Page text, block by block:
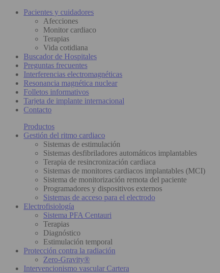
Pacientes y cuidadores
Afecciones
Monitor cardiaco
Terapias
Vida cotidiana
Buscador de Hospitales
Preguntas frecuentes
Interferencias electromagnéticas
Resonancia magnética nuclear
Folletos informativos
Tarjeta de implante internacional
Contacto
Productos
Gestión del ritmo cardiaco
Sistemas de estimulación
Sistemas desfibriladores automáticos implantables
Terapia de resincronización cardiaca
Sistemas de monitores cardiacos implantables (MCI)
Sistema de monitorización remota del paciente
Programadores y dispositivos externos
Sistemas de acceso para el electrodo
Electrofisiología
Sistema PFA Centauri
Terapias
Diagnóstico
Estimulación temporal
Protección contra la radiación
Zero-Gravity®
Intervencionismo vascular Cartera